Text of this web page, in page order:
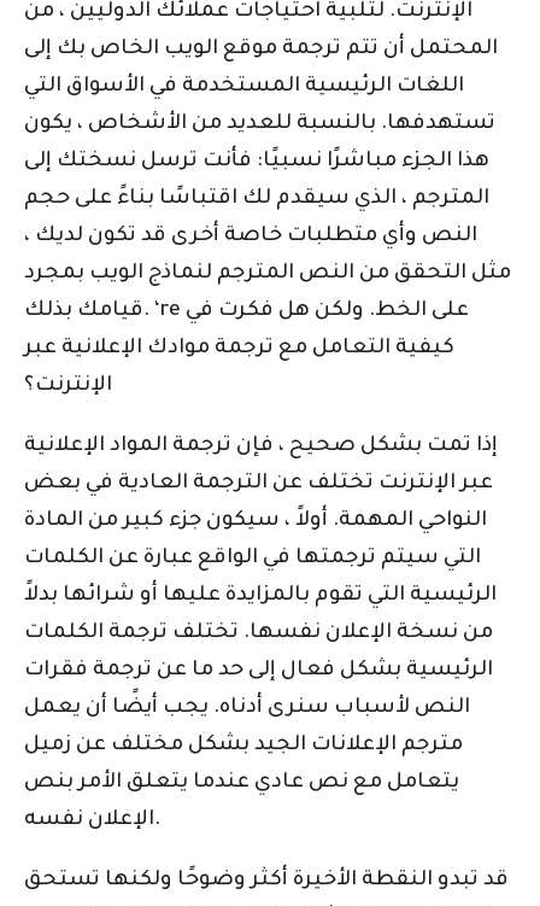
الإنترنت. لتلبية احتياجات عملائك الدوليين ، من
المحتمل أن تتم ترجمة موقع الويب الخاص بك إلى
اللغات الرئيسية المستخدمة في الأسواق التي
تستهدفها. بالنسبة للعديد من الأشخاص ، يكون
هذا الجزء مباشرًا نسبيًا: فأنت ترسل نسختك إلى
المترجم ، الذي سيقدم لك اقتباسًا بناءً على حجم
النص وأي متطلبات خاصة أخرى قد تكون لديك ،
مثل التحقق من النص المترجم لنماذج الويب بمجرد
قيامك بذلك. ‘re على الخط. ولكن هل فكرت في
كيفية التعامل مع ترجمة موادك الإعلانية عبر
الإنترنت؟
إذا تمت بشكل صحيح ، فإن ترجمة المواد الإعلانية
عبر الإنترنت تختلف عن الترجمة العادية في بعض
النواحي المهمة. أولاً ، سيكون جزء كبير من المادة
التي سيتم ترجمتها في الواقع عبارة عن الكلمات
الرئيسية التي تقوم بالمزايدة عليها أو شرائها بدلاً
من نسخة الإعلان نفسها. تختلف ترجمة الكلمات
الرئيسية بشكل فعال إلى حد ما عن ترجمة فقرات
النص لأسباب سنرى أدناه. يجب أيضًا أن يعمل
مترجم الإعلانات الجيد بشكل مختلف عن زميل
يتعامل مع نص عادي عندما يتعلق الأمر بنص
الإعلان نفسه.
قد تبدو النقطة الأخيرة أكثر وضوحًا ولكنها تستحق